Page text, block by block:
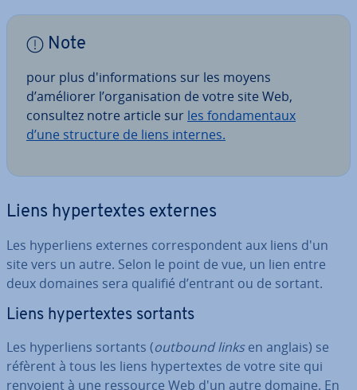
Note
pour plus d'in­for­ma­tions sur les moyens
d’améliorer l’or­ga­ni­sa­tion de votre site Web,
consultez notre article sur les fon­da­men­taux
d’une structure de liens internes.
Liens hy­per­textes externes
Les hy­per­liens externes cor­res­pon­dent aux liens d'un
site vers un autre. Selon le point de vue, un lien entre
deux domaines sera qualifié d’entrant ou de sortant.
Liens hy­per­textes sortants
Les hy­per­liens sortants (outbound linksen anglais) se
réfèrent à tous les liens hy­per­textes de votre site qui
renvoient à une ressource Web d'un autre domaine. En